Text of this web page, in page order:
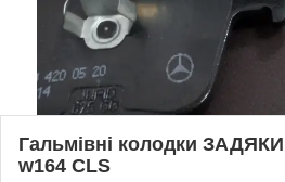
Гальмівні колодки
w164 CLS